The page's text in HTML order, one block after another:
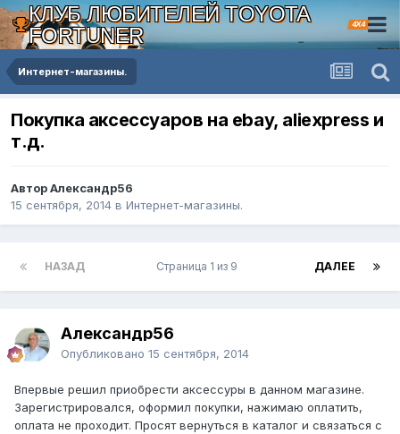
КЛУБ ЛЮБИТЕЛЕЙ TOYOTA
FORTUNER
4X4
Интернет-магазины.
Покупка аксессуаров на ebay, aliexpress и
т.д.
Автор Александр56
15 сентября, 2014 в Интернет-магазины.
НАЗАД ДАЛЕЕ
Страница 1 из 9
Александр56
Опубликовано 15 сентября, 2014
Впервые решил приобрести аксессуры в данном магазине.
Зарегистрировался, оформил покупки, нажимаю оплатить,
оплата не проходит. Просят вернуться в каталог и связаться с